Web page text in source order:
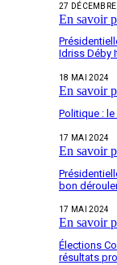
27
En savoir
Idriss Déby
18 MAI 2024
En savoir
Politique : le
17 MAI 2024
En savoir
bon
17 MAI 2024
En savoir
Élections
résultats